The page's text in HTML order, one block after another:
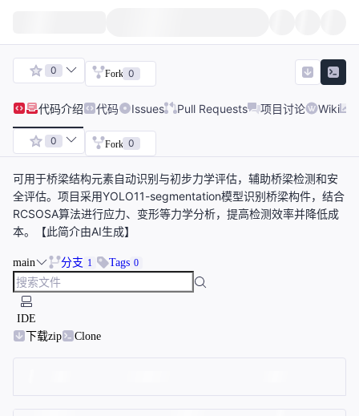
0 Fork 0
代码介绍 代码 Issues Pull Requests 项目讨论 Wiki
0 Fork 0
可用于桥梁结构元素自动识别与初步力学评估，辅助桥梁检测和安
全评估。项目采用YOLO11-segmentation模型识别桥梁构件，结合
RCSOSA算法进行应力、变形等力学分析，提高检测效率并降低成
本。【此简介由AI生成】
main 分支 1 Tags 0
IDE
下载zip
Clone